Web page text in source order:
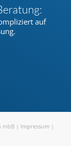
auf
mbB | Impressum |